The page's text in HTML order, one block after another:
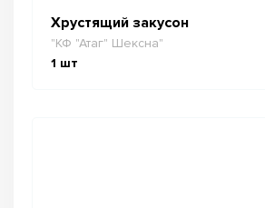
Хрустящий закусон
"КФ "Атаг" Шексна"
1 шт